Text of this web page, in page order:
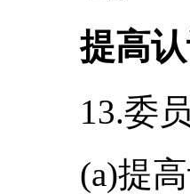
提高
13.委
(a)提